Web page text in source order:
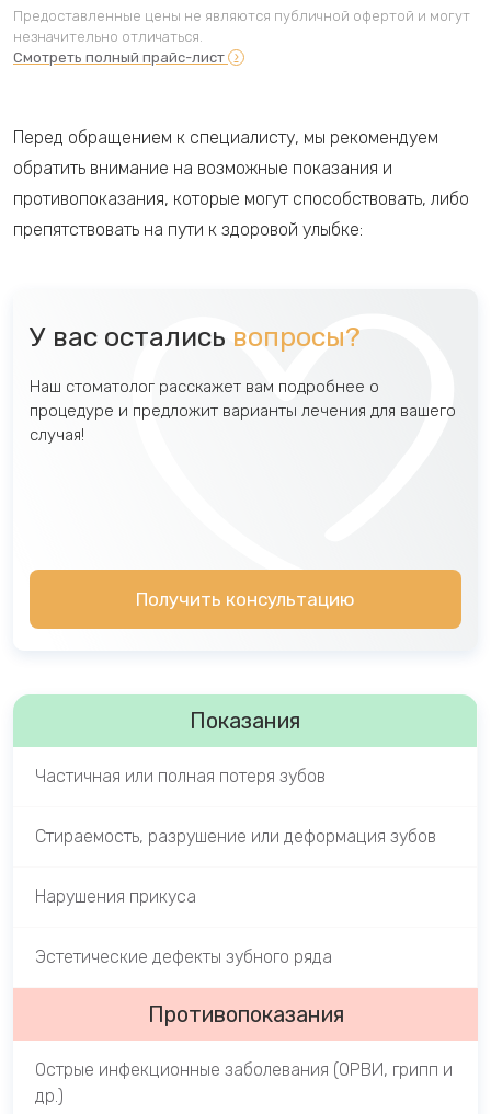
Предоставленные цены не являются публичной офертой и могут
незначительно отличаться.
Смотреть полный прайс-лист
Перед обращением к специалисту, мы рекомендуем
обратить внимание на возможные показания и
противопоказания, которые могут способствовать, либо
препятствовать на пути к здоровой улыбке:
У вас остались вопросы?
Наш стоматолог расскажет вам подробнее о
процедуре и предложит варианты лечения для вашего
случая!
Получить консультацию
Показания
Частичная или полная потеря зубов
Стираемость, разрушение или деформация зубов
Нарушения прикуса
Эстетические дефекты зубного ряда
Противопоказания
Острые инфекционные заболевания (ОРВИ, грипп и
др.)